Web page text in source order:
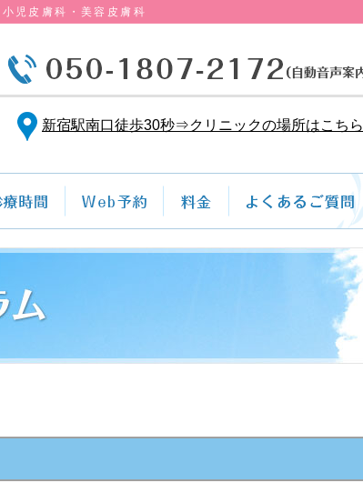
児皮膚科・美容皮膚科
新宿駅南口徒歩30秒⇒クリニックの場所はこちら